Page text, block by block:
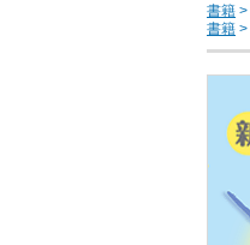
書籍 >
書籍 >